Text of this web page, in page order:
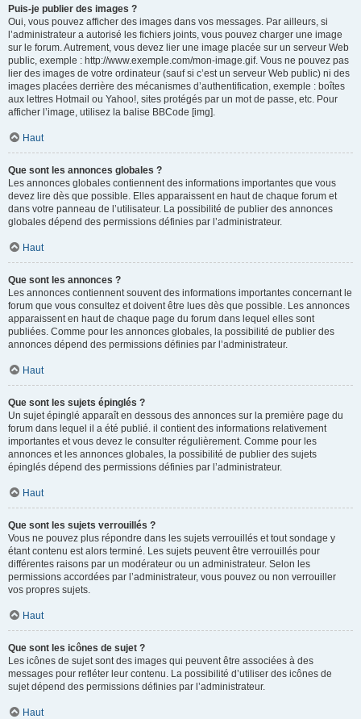
Puis-je publier des images ?
Oui, vous pouvez afficher des images dans vos messages. Par ailleurs, si
l’administrateur a autorisé les fichiers joints, vous pouvez charger une image
sur le forum. Autrement, vous devez lier une image placée sur un serveur Web
public, exemple : http://www.exemple.com/mon-image.gif. Vous ne pouvez pas
lier des images de votre ordinateur (sauf si c’est un serveur Web public) ni des
images placées derrière des mécanismes d’authentification, exemple : boîtes
aux lettres Hotmail ou Yahoo!, sites protégés par un mot de passe, etc. Pour
afficher l’image, utilisez la balise BBCode [img].
Haut
Que sont les annonces globales ?
Les annonces globales contiennent des informations importantes que vous
devez lire dès que possible. Elles apparaissent en haut de chaque forum et
dans votre panneau de l’utilisateur. La possibilité de publier des annonces
globales dépend des permissions définies par l’administrateur.
Haut
Que sont les annonces ?
Les annonces contiennent souvent des informations importantes concernant le
forum que vous consultez et doivent être lues dès que possible. Les annonces
apparaissent en haut de chaque page du forum dans lequel elles sont
publiées. Comme pour les annonces globales, la possibilité de publier des
annonces dépend des permissions définies par l’administrateur.
Haut
Que sont les sujets épinglés ?
Un sujet épinglé apparaît en dessous des annonces sur la première page du
forum dans lequel il a été publié. il contient des informations relativement
importantes et vous devez le consulter régulièrement. Comme pour les
annonces et les annonces globales, la possibilité de publier des sujets
épinglés dépend des permissions définies par l’administrateur.
Haut
Que sont les sujets verrouillés ?
Vous ne pouvez plus répondre dans les sujets verrouillés et tout sondage y
étant contenu est alors terminé. Les sujets peuvent être verrouillés pour
différentes raisons par un modérateur ou un administrateur. Selon les
permissions accordées par l’administrateur, vous pouvez ou non verrouiller
vos propres sujets.
Haut
Que sont les icônes de sujet ?
Les icônes de sujet sont des images qui peuvent être associées à des
messages pour refléter leur contenu. La possibilité d’utiliser des icônes de
sujet dépend des permissions définies par l’administrateur.
Haut